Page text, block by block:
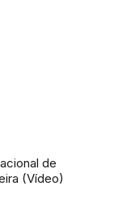
de
(Vídeo)